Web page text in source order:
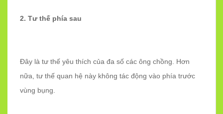
2. Tư thế phía sau
Đây là tư thế yêu thích của đa số các ông chồng. Hơn
nữa, tư thế quan hệ này không tác động vào phía trước
vùng bụng.